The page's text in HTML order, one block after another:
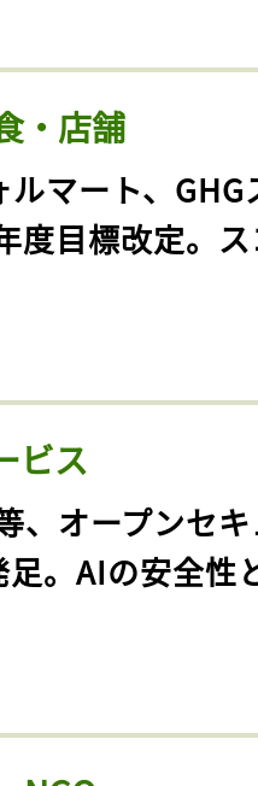
・店舗
ルマート、GHG
度目標改定。
ビス
、オープンセ
。AIの安全性